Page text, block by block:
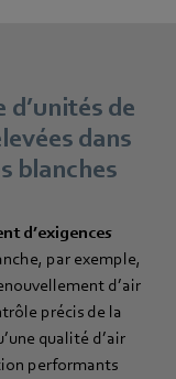
d’unités de
dans
blanches
d’exigences
par exemple,
d’air
précis de la
qualité d’air
performants